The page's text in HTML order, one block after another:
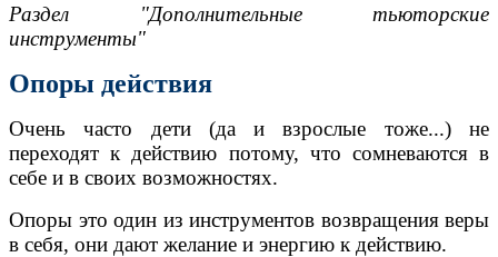
Раздел "Дополнительные тьюторские
инструменты"
Опоры действия
Очень часто дети (да и взрослые тоже...) не
переходят к действию потому, что сомневаются в
себе и в своих возможностях.
Опоры это один из инструментов возвращения веры
в себя, они дают желание и энергию к действию.